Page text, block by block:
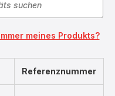
meines Produkts?
Referenznummer